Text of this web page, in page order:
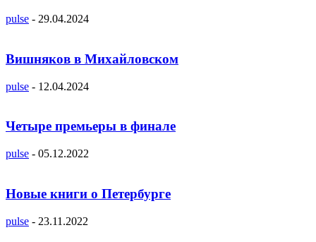
pulse - 29.04.2024
Вишняков в Михайловском
pulse - 12.04.2024
Четыре премьеры в финале
pulse - 05.12.2022
Новые книги о Петербурге
pulse - 23.11.2022